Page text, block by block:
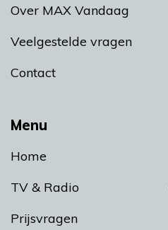
Menu
Home
TV & Radio
Prijsvragen
Over MAX Vandaag
Veelgestelde vragen
Contact